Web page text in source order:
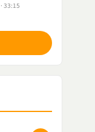
33:15